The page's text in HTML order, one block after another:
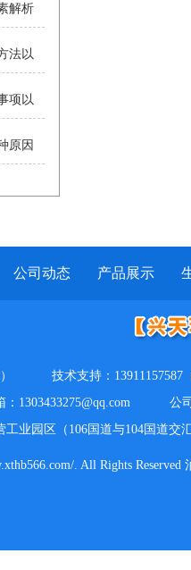
解析
法以
项以
原因
公司动态 产品展示
技术支持：13911157587
：1303433275@qq.com
公
业园区（106国道与104国道交汇
. All Rights